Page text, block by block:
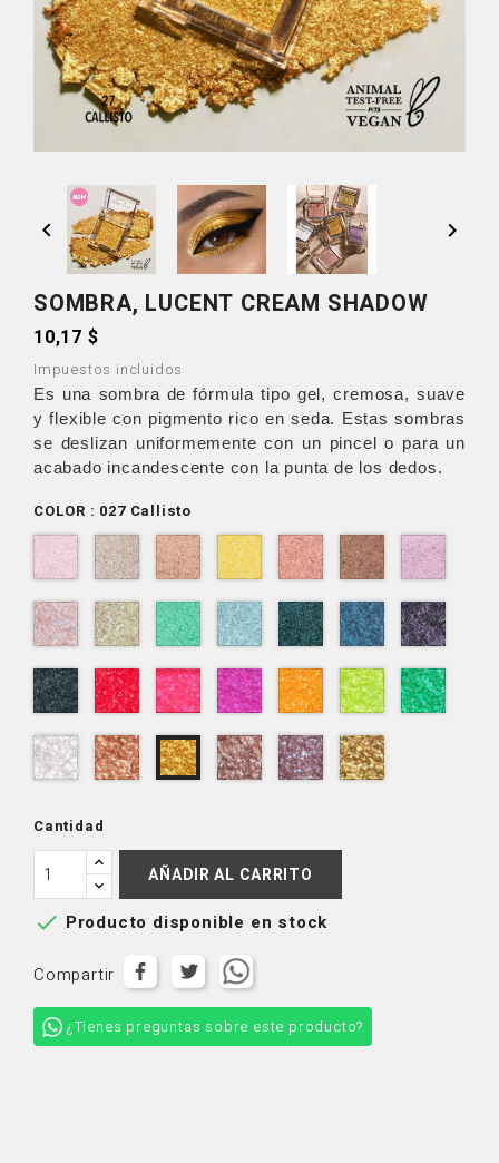
 
SOMBRA, LUCENT CREAM SHADOW
10,17 $
Impuestos incluidos
Es una sombra de fórmula tipo gel, cremosa, suave
y flexible con pigmento rico en seda. Estas sombras
se deslizan uniformemente con un pincel o para un
acabado incandescente con la punta de los dedos.
COLOR : 027 Callisto
001
Milky
Way
002
Infinity
003
Comet
004
Luna
005
Venus
006
Mars
007
Pluto
010
Jupiter
011
Saturn
013
Andromeda
014
Neptune
015
Cosmos
016
Eclipse
017
018
Black
Hole
019
Vega
020
Supernova
021
Rigel
022
Stella
023
Aurora
024
025
Starlight
026
Phoebe
027
Callisto
028
Orion
029
Alpha
030
Dawn
Cantidad
AÑADIR AL CARRITO
 Producto disponible en stock
Compartir
¿Tienes preguntas sobre este producto?